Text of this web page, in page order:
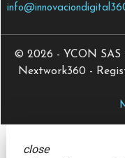
© 2026 - YCON SAS
Nextwork360 -
close